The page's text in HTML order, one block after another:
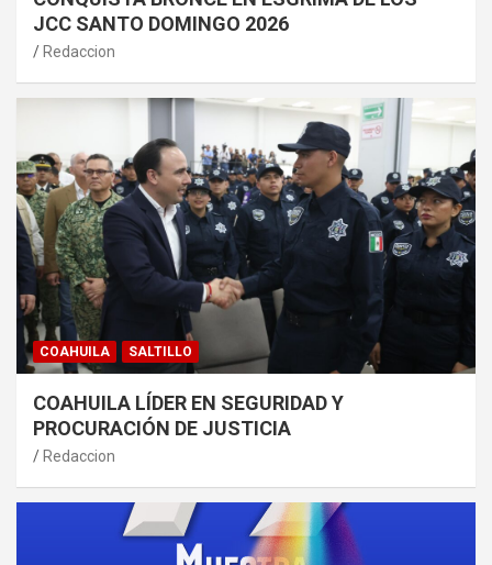
JCC SANTO DOMINGO 2026
Redaccion
COAHUILA SALTILLO
COAHUILA LÍDER EN SEGURIDAD Y
PROCURACIÓN DE JUSTICIA
Redaccion